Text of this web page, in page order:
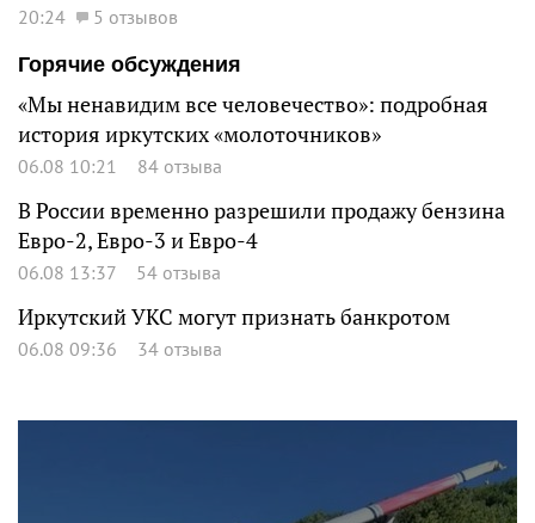
20:24
5 отзывов
Горячие обсуждения
«Мы ненавидим все человечество»: подробная
история иркутских «молоточников»
06.08 10:21 84 отзыва
В России временно разрешили продажу бензина
Евро-2, Евро-3 и Евро-4
06.08 13:37 54 отзыва
Иркутский УКС могут признать банкротом
06.08 09:36 34 отзыва